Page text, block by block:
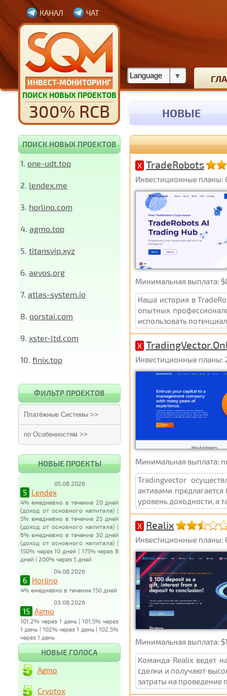
ИНВЕСТ-МОНИТОРИНГ
ПОИСК НОВЫХ ПРОЕКТОВ
300% RCB
КАНАЛ ЧАТ
НОВЫЕ
ПОИСК НОВЫХ ПРОЕКТОВ
1. one-udt.top
2. lendex.me
3. horlino.com
4. agmo.top
5. titansvip.xyz
6. aevos.org
7. atlas-system.io
8. qorstai.com
9. xster-ltd.com
10. finix.top
ФИЛЬТР ПРОЕКТОВ
Платёжные Системы >>
по Особенностям >>
НОВЫЕ ПРОЕКТЫ
05.08.2026
5 Lendex
4% ежедневно в течение 20 дней
(доход от основного капитала) |
5% ежедневно в течение 25 дней
(доход от основного капитала) |
6% ежедневно в течение 30 дней
(доход от основного капитала) |
150% через 10 дней | 175% через 8
дней | 200% через 5 дней
04.08.2026
6 Horlino
4% ежедневно в течение 150 дней
03.08.2026
15 Agmo
101,2% через 1 день | 101,5% через
1 день | 102% через 1 день | 102,5%
через 1 день
X TradeRobots
Инвестиционные планы:
Минимальная выплата:
Наша история в
опытных
использовать
X
Инвестиционные планы:
Минимальная выплата:
Tradingvector
активами
уровень доходности, а
X Realix
Инвестиционные планы:
Минимальная выплата:
Команда Realix ведет
сделки и получают
затраты на проведение
НОВЫЕ ГОЛОСА
Agmo
Cryptox